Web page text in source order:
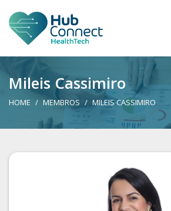
Mileis Cassimiro
HOME MEMBROS MILEIS CASSIMIRO